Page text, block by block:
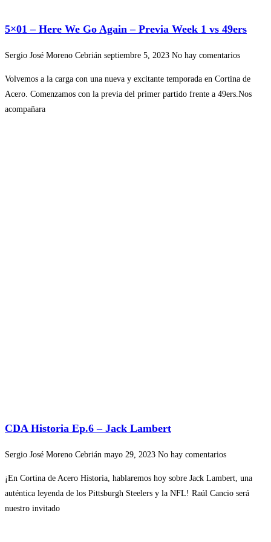
5×01 – Here We Go Again – Previa Week 1 vs 49ers
Sergio José Moreno Cebrián septiembre 5, 2023 No hay comentarios
Volvemos a la carga con una nueva y excitante temporada en Cortina de
Acero. Comenzamos con la previa del primer partido frente a 49ers.Nos
acompañara
CDA Historia Ep.6 – Jack Lambert
Sergio José Moreno Cebrián mayo 29, 2023 No hay comentarios
¡En Cortina de Acero Historia, hablaremos hoy sobre Jack Lambert, una
auténtica leyenda de los Pittsburgh Steelers y la NFL! Raúl Cancio será
nuestro invitado